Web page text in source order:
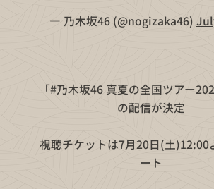
— 乃木坂46 (@nogizaka46)
「#乃木坂46 真夏の全国ツアー
の配信が決定💜
視聴チケットは7月20日(土)12:00
ート🎫